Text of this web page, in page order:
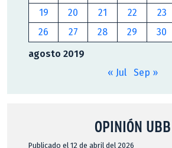
agosto 2019
19
20 21 22 23
26
27 28 29 30
« Jul Sep »
OPINIÓN UBB
Publicado el 12 de abril del 2026